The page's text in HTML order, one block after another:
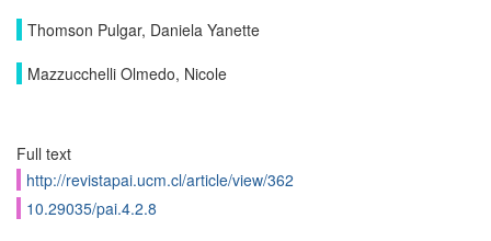
Thomson Pulgar, Daniela Yanette
Mazzucchelli Olmedo, Nicole
Full text
http://revistapai.ucm.cl/article/view/362
10.29035/pai.4.2.8